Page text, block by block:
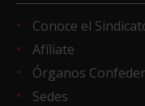
Conoce el
Afíliate
Órganos
Sedes